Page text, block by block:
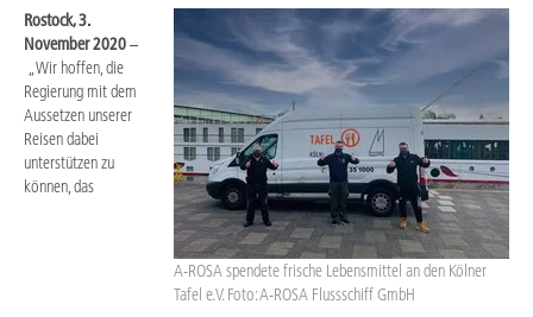
A-ROSA spendete frische Lebensmittel an den Kölner
Tafel e.V. Foto: A-ROSA Flussschiff GmbH
Rostock, 3.
November 2020–
„Wir hoffen, die
Regierung mit dem
Aussetzen unserer
Reisen dabei
unterstützen zu
können, das